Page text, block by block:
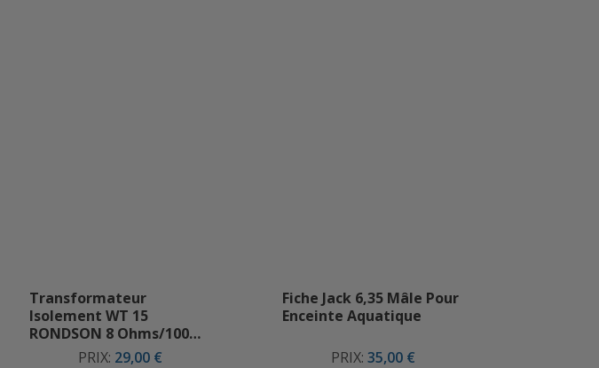
Transformateur
Isolement WT 15
RONDSON 8 Ohms/100
Volts (IP 44 )
PRIX: 29,00 €
Fiche Jack 6,35 Mâle Pour
Enceinte Aquatique
PRIX: 35,00 €